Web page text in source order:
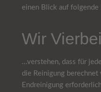
einen Blick auf folgende
Wir
...verstehen, dass für
die Reinigung
Endreinigung